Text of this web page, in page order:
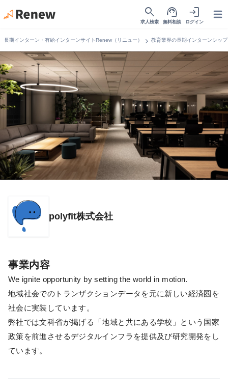
search
求人検索
support_agent
無料相談
login
ログイン
長期インターン・有給インターンサイトRenew（リニュー） chevron_right 教育業界の長期インターンシップ
polyfit株式会社
事業内容
We ignite opportunity by setting the world in motion.
地域社会でのトランザクションデータを元に新しい経済圏を
社会に実装しています。
弊社では文科省が掲げる「地域と共にある学校」という国家
政策を前進させるデジタルインフラを提供及び研究開発をし
ています。